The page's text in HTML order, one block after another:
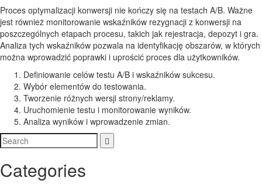
Proces optymalizacji konwersji nie kończy się na testach A/B. Ważne
jest również monitorowanie wskaźników rezygnacji z konwersji na
poszczególnych etapach procesu, takich jak rejestracja, depozyt i gra.
Analiza tych wskaźników pozwala na identyfikację obszarów, w których
można wprowadzić poprawki i uprościć proces dla użytkowników.
Definiowanie celów testu A/B i wskaźników sukcesu.
Wybór elementów do testowania.
Tworzenie różnych wersji strony/reklamy.
Uruchomienie testu i monitorowanie wyników.
Analiza wyników i wprowadzenie zmian.
Categories